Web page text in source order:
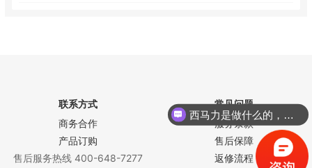
联系方式
商务合作
产品订购
售后服务热线 400-648-7277
常见问题
服务条款
售后保障
返修流程